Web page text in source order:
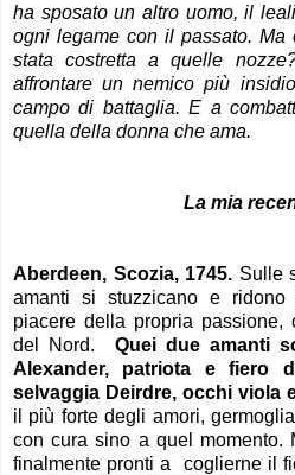
ha sposato un altro uomo, il
ogni legame con il passato. Ma
stata costretta a quelle
affrontare un nemico più
campo di battaglia. E a
quella della donna che ama.
La mia
Aberdeen, Scozia, 1745. Sulle
amanti si stuzzicano e
piacere della propria passione,
del Nord. Quei due amanti
Alexander, patriota e fiero
selvaggia Deirdre, occhi viola
il più forte degli amori,
con cura sino a quel momento.
finalmente pronti a coglierne il